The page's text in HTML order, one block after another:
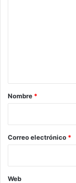
r
*
Nombre *
Correo electrónico *
Web